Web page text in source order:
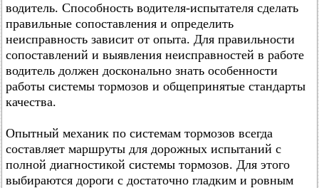
водитель. Способность водителя-испытателя сделать
правильные сопоставления и определить
неисправность зависит от опыта. Для правильности
сопоставлений и выявления неисправностей в работе
водитель должен досконально знать особенности
работы системы тормозов и общепринятые стандарты
качества.
Опытный механик по системам тормозов всегда
составляет маршруты для дорожных испытаний с
полной диагностикой системы тормозов. Для этого
выбираются дороги с достаточно гладким и ровным